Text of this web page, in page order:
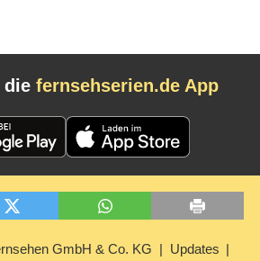
die fernsehserien.de App
GmbH & Co. KG Updates